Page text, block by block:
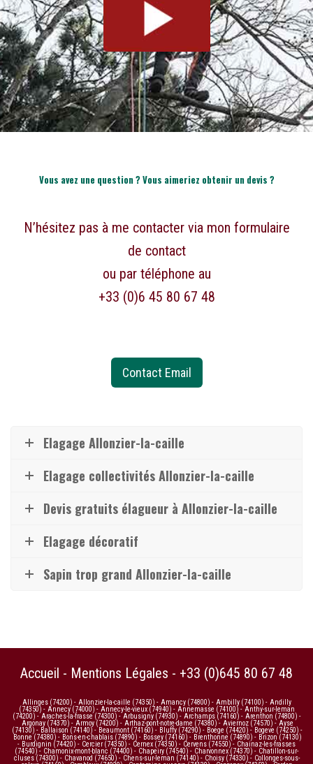
Vous avez une question ? Vous aimeriez obtenir un devis ?
N’hésitez pas à me contacter via mon formulaire
de contact
ou par téléphone au
+33 (0)6 45 80 67 48
Contact Email
Elagage Allonzier-la-caille
Elagage collectivités Allonzier-la-caille
Devis gratuits élagueur à Allonzier-la-caille
Elagage décoratif
Sapin trop grand Allonzier-la-caille
Accueil - Mentions Légales - +33 (0)645 80 67 48
Allinges (74200) - Allonzier-la-caille (74350) - Amancy (74800) - Ambilly (74100) - Andilly
(74350) - Annecy (74000) - Annecy-le-vieux (74940) - Annemasse (74100) -Anthy-sur-leman
(74200) - Araches-la-frasse (74300) - Arbusigny (74930) - Archamps (74160) - Arenthon (74800) -
Argonay (74370) - Armoy (74200) - Arthaz-pont-notre-dame (74380) - Aviernoz (74570) - Ayse
(74130) - Ballaison (74140) -Beaumont (74160) - Bluffy (74290) - Boege (74420) - Bogeve (74250) -
Bonne (74380) - Bons-en-chablais (74890) - Bossey (74160) - Brenthonne (74890) - Brizon (74130)
- Burdignin (74420) - Cercier (74350) - Cernex (74350) - Cervens (74550)- Chainaz-les-frasses
(74540) - Chamonix-mont-blanc (74400) - Chapeiry (74540) - Charvonnex (74370) - Chatillon-sur-
cluses (74300) - Chavanod (74650) - Chens-sur-leman (74140) - Choisy (74330) - Collonges-sous-